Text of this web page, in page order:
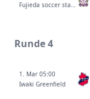
Fujieda soccer stadium
Runde 4
1. Mar 05:00
Iwaki Greenfield